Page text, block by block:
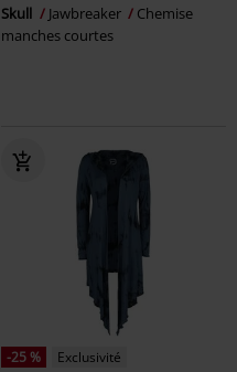
Skull Jawbreaker
Chemise
manches courtes
-25 %
Exclusivité